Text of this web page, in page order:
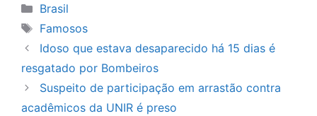
Categorias
Brasil
Tags
Famosos
Idoso que estava desaparecido há 15 dias é
resgatado por Bombeiros
Suspeito de participação em arrastão contra
acadêmicos da UNIR é preso